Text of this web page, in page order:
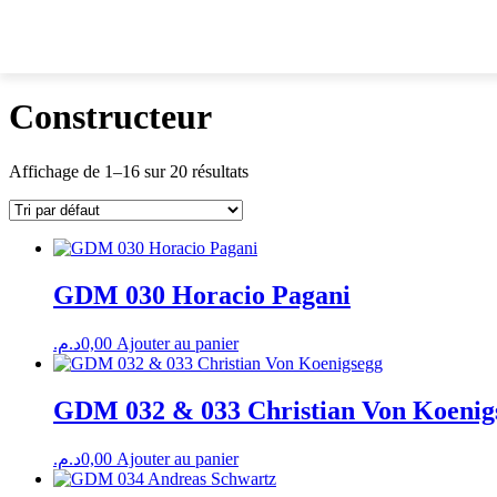
Constructeur
Affichage de 1–16 sur 20 résultats
GDM 030 Horacio Pagani
0,00د.م. Ajouter au panier
GDM 032 & 033 Christian Von
0,00د.م. Ajouter au panier